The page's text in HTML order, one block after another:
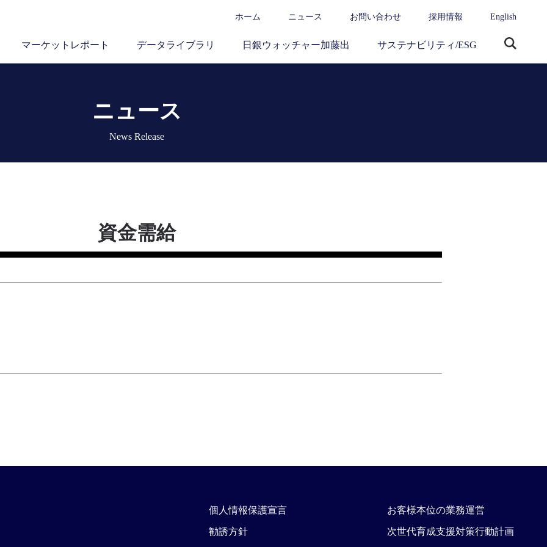
ホーム ニュース お問い合わせ 採用情報 English
マーケットレポート データライブラリ 日銀ウォッチャー加藤出 サステナビリティ/ESG
ニュース
News Release
資金需給
個人情報保護宣言
勧誘方針
お客様本位の業務運営
次世代育成支援対策行動計画